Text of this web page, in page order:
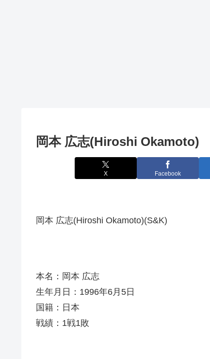
岡本 広志(Hiroshi Okamoto)
X Facebook
岡本 広志(Hiroshi Okamoto)(S&K)
本名：岡本 広志
生年月日：1996年6月5日
国籍：日本
戦績：1戦1敗